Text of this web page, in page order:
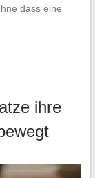
dass eine
ihre